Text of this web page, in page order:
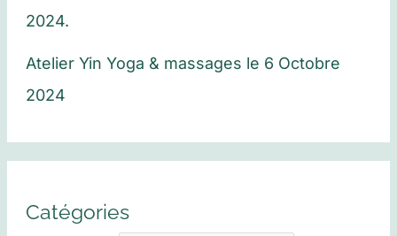
2024.
Atelier Yin Yoga & massages le 6 Octobre
2024
Catégories